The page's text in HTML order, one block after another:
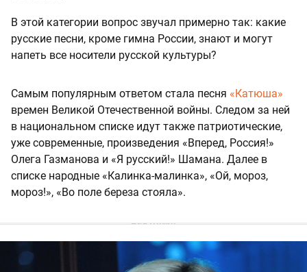
В этой категории вопрос звучал примерно так: какие
русские песни, кроме гимна России, знают и могут
напеть все носители русской культуры?
Самым популярным ответом стала песня «Катюша»
времен Великой Отечественной войны. Следом за ней
в национальном списке идут также патриотические,
уже современные, произведения «Вперед, Россия!»
Олега Газманова и «Я русский!» Шамана. Далее в
списке народные «Калинка-малинка», «Ой, мороз,
мороз!», «Во поле береза стояла».